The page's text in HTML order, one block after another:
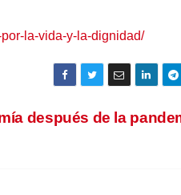
la-vida-y-la-dignidad/
después de la